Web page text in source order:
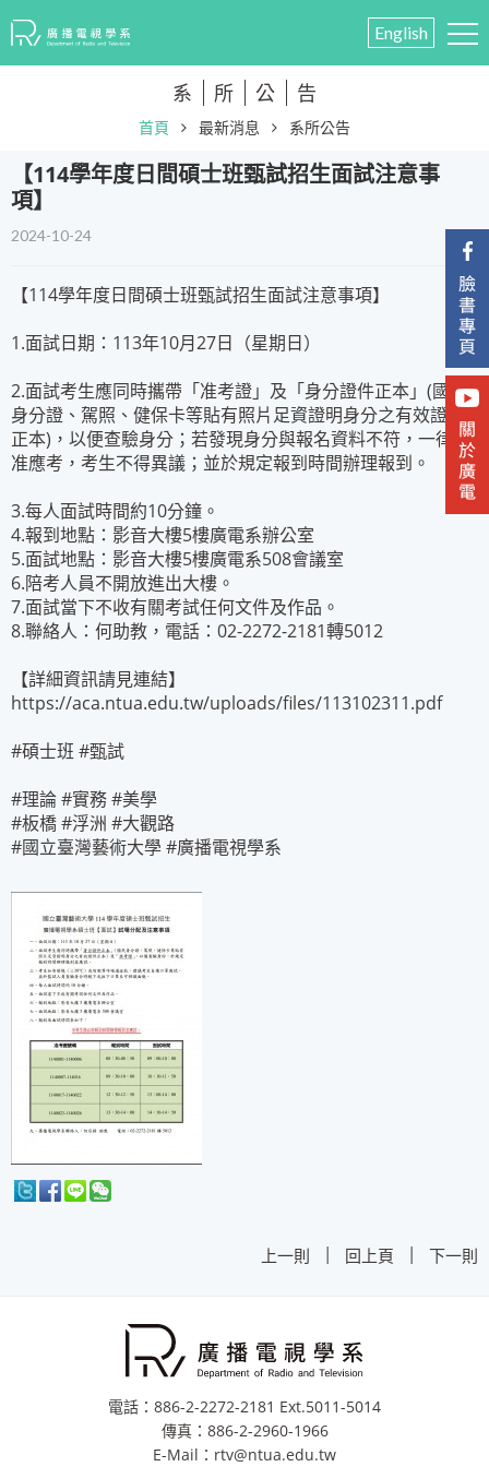
English
系 所 公 告
首頁 最新消息 系所公告
​【114學年度日間碩士班甄試招生面試注意事
項】
2024-10-24
【114學年度日間碩士班甄試招生面試注意事項】
1.面試日期：113年10月27日（星期日）
2.面試考生應同時攜帶「准考證」及「身分證件正本」(國民
身分證、駕照、健保卡等貼有照片足資證明身分之有效證件
正本)，以便查驗身分；若發現身分與報名資料不符，一律不
准應考，考生不得異議；並於規定報到時間辦理報到。
3.每人面試時間約10分鐘。
4.報到地點：影音大樓5樓廣電系辦公室
5.面試地點：影音大樓5樓廣電系508會議室
6.陪考人員不開放進出大樓。
7.面試當下不收有關考試任何文件及作品。
8.聯絡人：何助教，電話：02-2272-2181轉5012
【詳細資訊請見連結】
https://aca.ntua.edu.tw/uploads/files/113102311.pdf
#碩士班 #甄試
#理論 #實務 #美學
#板橋 #浮洲 #大觀路
#國立臺灣藝術大學 #廣播電視學系
上一則 | 回上頁 | 下一則
電話：886-2-2272-2181 Ext.5011-5014
傳真：886-2-2960-1966
E-Mail：rtv@ntua.edu.tw